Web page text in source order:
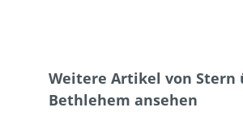
Produktgalerie überspringen
Weitere Artikel von Stern
Bethlehem ansehen